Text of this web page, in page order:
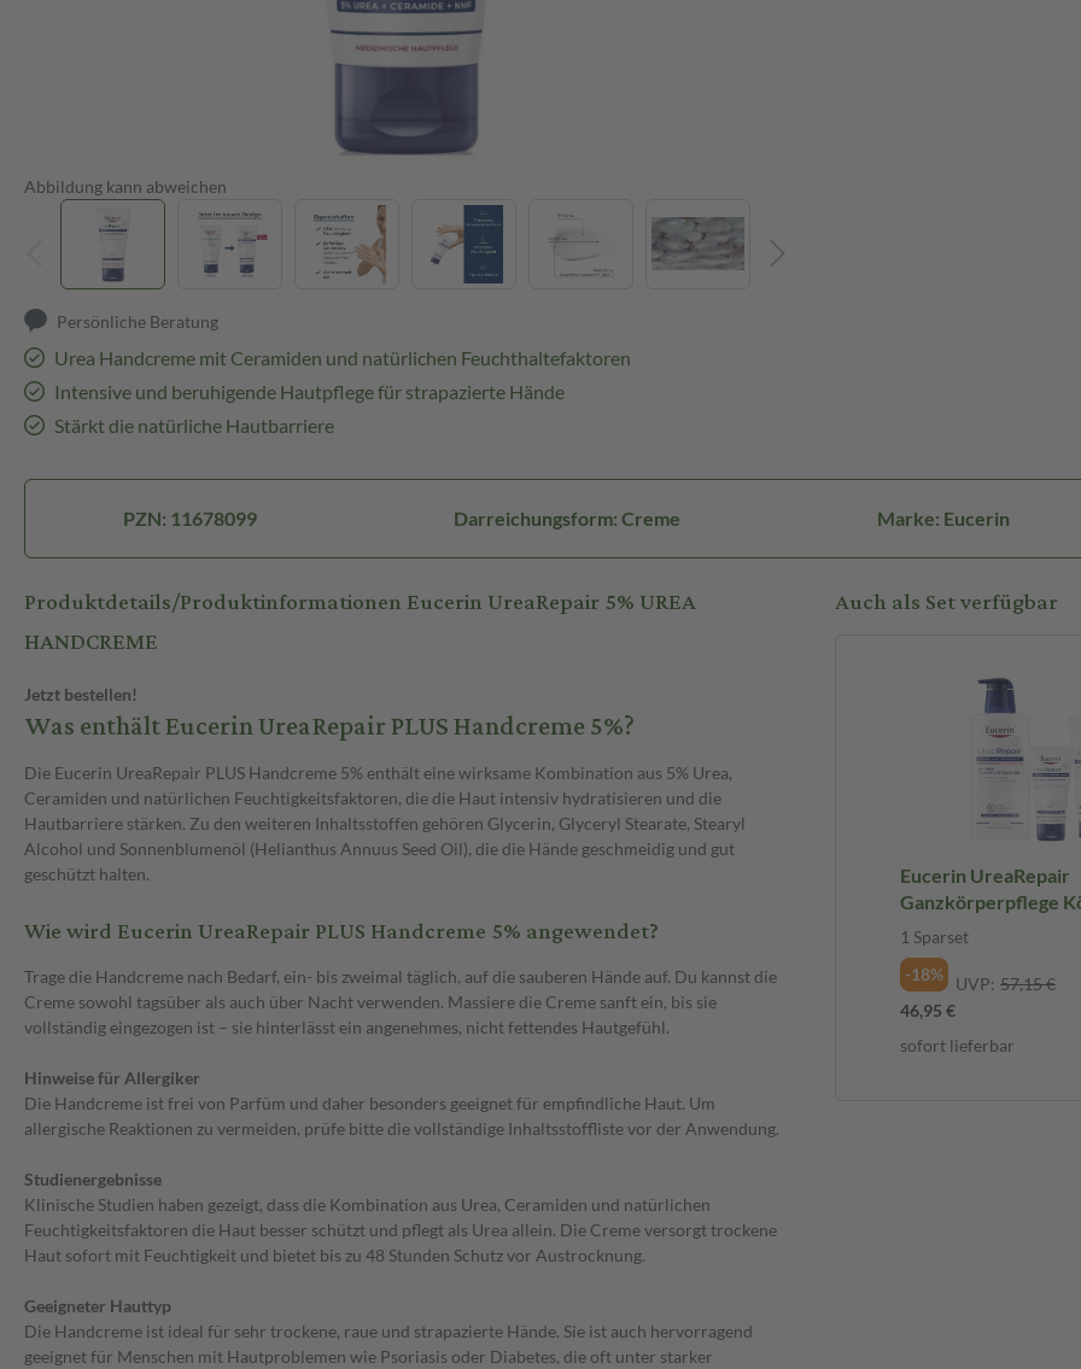
Abbildung kann abweichen
Persönliche Beratung
Urea Handcreme mit Ceramiden und natürlichen Feuchthaltefaktoren
Intensive und beruhigende Hautpflege für strapazierte Hände
Stärkt die natürliche Hautbarriere
PZN: 11678099 Darreichungsform: Creme Marke: Eucerin
Produktdetails/Produktinformationen Eucerin UreaRepair 5% UREA
HANDCREME
Jetzt bestellen!
Was enthält Eucerin UreaRepair PLUS Handcreme 5%?
Die Eucerin UreaRepair PLUS Handcreme 5% enthält eine wirksame Kombination aus 5% Urea,
Ceramiden und natürlichen Feuchtigkeitsfaktoren, die die Haut intensiv hydratisieren und die
Hautbarriere stärken. Zu den weiteren Inhaltsstoffen gehören Glycerin, Glyceryl Stearate, Stearyl
Alcohol und Sonnenblumenöl (Helianthus Annuus Seed Oil), die die Hände geschmeidig und gut
geschützt halten.
Wie wird Eucerin UreaRepair PLUS Handcreme 5% angewendet?
Trage die Handcreme nach Bedarf, ein- bis zweimal täglich, auf die sauberen Hände auf. Du kannst die
Creme sowohl tagsüber als auch über Nacht verwenden. Massiere die Creme sanft ein, bis sie
vollständig eingezogen ist – sie hinterlässt ein angenehmes, nicht fettendes Hautgefühl.
Hinweise für Allergiker
Die Handcreme ist frei von Parfüm und daher besonders geeignet für empfindliche Haut. Um
allergische Reaktionen zu vermeiden, prüfe bitte die vollständige Inhaltsstoffliste vor der Anwendung.
Studienergebnisse
Klinische Studien haben gezeigt, dass die Kombination aus Urea, Ceramiden und natürlichen
Feuchtigkeitsfaktoren die Haut besser schützt und pflegt als Urea allein. Die Creme versorgt trockene
Haut sofort mit Feuchtigkeit und bietet bis zu 48 Stunden Schutz vor Austrocknung.
Geeigneter Hauttyp
Die Handcreme ist ideal für sehr trockene, raue und strapazierte Hände. Sie ist auch hervorragend
geeignet für Menschen mit Hautproblemen wie Psoriasis oder Diabetes, die oft unter starker
Auch als Set verfügbar
Eucerin UreaRepair
Ganzkörperpflege
Handcreme
sparen* 1 Sparset
1 Sparset
-18%
UVP: 57,15 €
46,95 €
sofort lieferbar